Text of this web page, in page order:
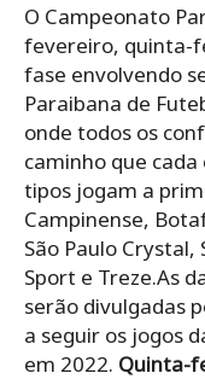
O Campeonato
fevereiro, quinta-
fase envolvendo
Paraibana de
onde todos os
caminho que
tipos jogam a
Campinense,
São Paulo Crystal,
Sport e Treze.As
serão divulgadas
a seguir os jogos
em 2022. Quinta-